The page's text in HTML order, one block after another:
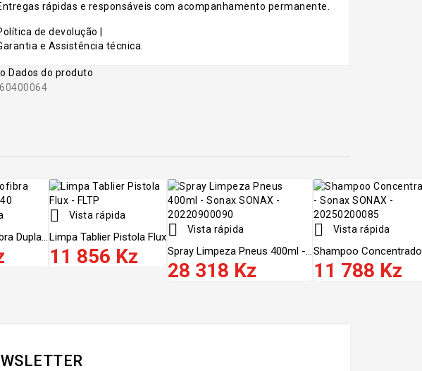
rápidas e responsáveis com acompanhamento permanente.
de devolução |
e Assistência técnica.
Dados do produto
Dupla...
 Vista rápida
Limpa Tablier Pistola Flux
11 856 Kz
 Vista rápida
Spray Limpeza Pneus 400ml -...
28 318 Kz
 Vista rápida
Shampoo
11 788 Kz